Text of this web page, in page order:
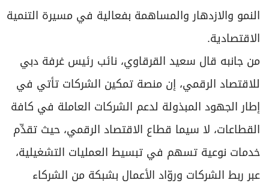
النمو والازدهار والمساهمة بفعالية في مسيرة التنمية
الاقتصادية.
من جانبه قال سعيد القرقاوي، نائب رئيس غرفة دبي
للاقتصاد الرقمي، إن منصة تمكين الشركات تأتي في
إطار الجهود المبذولة لدعم الشركات العاملة في كافة
القطاعات، لا سيما قطاع الاقتصاد الرقمي، حيث تقدِّم
خدمات نوعية تسهم في تبسيط العمليات التشغيلية،
عبر ربط الشركات وروّاد الأعمال بشبكة من الشركاء